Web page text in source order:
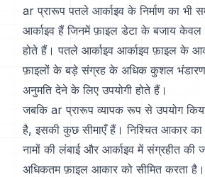
ar प्रारूप पतले आर्काइव के निर्माण का भी
आर्काइव हैं जिनमें फ़ाइल डेटा के बजाय केवल
होते हैं। पतले आर्काइव आर्काइव फ़ाइल के
फ़ाइलों के बड़े संग्रह के अधिक कुशल
अनुमति देने के लिए उपयोगी होते हैं।
जबकि ar प्रारूप व्यापक रूप से उपयोग
है, इसकी कुछ सीमाएँ हैं। निश्चित आकार
नामों की लंबाई और आर्काइव में संग्रहीत की
अधिकतम फ़ाइल आकार को सीमित करता